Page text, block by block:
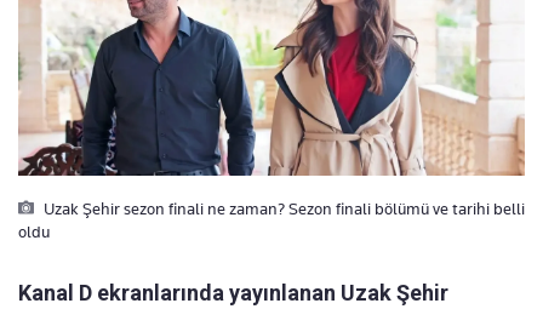
Uzak Şehir sezon finali ne zaman? Sezon finali bölümü ve tarihi belli
oldu
Kanal D ekranlarında yayınlanan Uzak Şehir